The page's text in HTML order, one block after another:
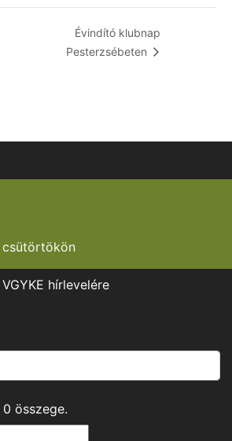
Évindító klubnap
Pesterzsébeten
csütörtökön
hírlevelére
0 összege.